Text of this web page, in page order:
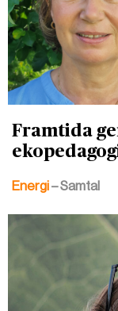
Framtida
Energi– Samtal